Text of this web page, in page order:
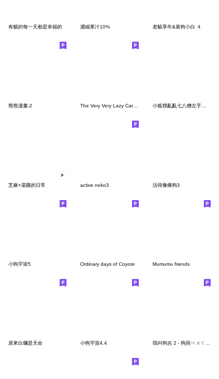
有貓的每一天都是幸福的 濃縮果汁10% 老貓享年&衰狗小白 ４
熊熊漫畫-2 The Very Very Lazy Cat for Lover 小狐狸亂亂七八糟左手版(中文)
芝麻×湯圓的日常 active neko3 活得像條狗3
小狗宇宙5 Ordinary days of Coyote Mumumu friends
原來白爛是天命 小狗宇宙4.4 我叫狗吉 2 - 狗與ㄇㄨㄚˇ吉